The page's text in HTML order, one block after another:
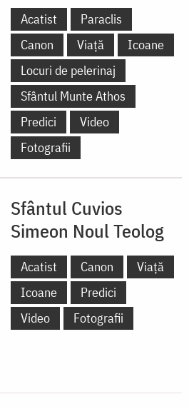
Acatist
Paraclis
Canon
Viață
Icoane
Locuri de pelerinaj
Sfântul Munte Athos
Predici
Video
Fotografii
Sfântul Cuvios
Simeon Noul Teolog
Acatist Canon
Viață
Icoane
Predici
Video
Fotografii